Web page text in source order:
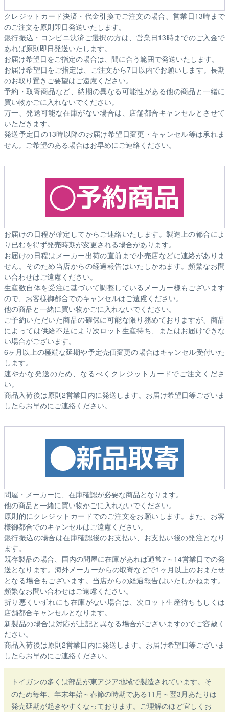
クレジットカード決済・代金引換でご注文の場合、営業日13時まで
のご注文を原則即日発送いたします。
銀行振込・コンビニ決済ご選択の方は、営業日13時までのご入金で
あれば原則即日発送いたします。
お届け希望日をご指定の場合は、間に合う範囲で発送いたします。
お届け希望日をご指定は、ご注文から7日以内でお願いします。長期
のお取り置きご要望はご遠慮ください。
予約・取寄商品など、納期の異なる可能性がある他の商品と一緒に
買い物かごに入れないでください。
万一、発送可能な在庫がない場合は、店舗都合キャンセルとさせて
いただきます。
発送予定日の13時以降のお届け希望日変更・キャンセル等は承れま
せん。ご希望のある場合はお早めにご連絡ください。
お届けの日程が確定してからご連絡いたします。製造上の都合によ
り已むを得ず発売時期が変更される場合があります。
お届けの日程はメーカー出荷の直前まで小売店などに連絡がありま
せん。そのため当店からの経過報告はいたしかねます。頻繁なお問
い合わせはご遠慮ください。
生産数自体を受注に基づいて調整しているメーカー様もございます
ので、お客様御都合でのキャンセルはご遠慮ください。
他の商品と一緒に買い物かごに入れないでください。
ご予約いただいた商品の確保に可能な限り務めておりますが、商品
によっては供給不足により次ロット生産待ち、またはお届けできな
い場合がございます。
6ヶ月以上の極端な延期や予定売価変更の場合はキャンセル受付いた
します。
速やかな発送のため、なるべくクレジットカードでご注文くださ
い。
商品入荷後は原則2営業日内に発送します。お届け希望日等ございま
したらお早めにご連絡ください。
問屋・メーカーに、在庫確認が必要な商品となります。
他の商品と一緒に買い物かごに入れないでください。
原則的にクレジットカードでのご注文をお願いします。また、お客
様御都合でのキャンセルはご遠慮ください。
銀行振込の場合は在庫確認後のお支払い、お支払い後の発注となり
ます。
既存製品の場合、国内の問屋に在庫があれば通常7～14営業日での発
送となります。海外メーカーからの取寄などで1ヶ月以上のおまたせ
となる場合もございます。 当店からの経過報告はいたしかねます。
頻繁なお問い合わせはご遠慮ください。
折り悪くいずれにも在庫がない場合は、次ロット生産待ちもしくは
店舗都合キャンセルとなります。
新製品の場合は対応が上記と異なる場合がございますのでご容赦く
ださい。
商品入荷後は原則2営業日内に発送します。お届け希望日等ございま
したらお早めにご連絡ください。
トイガンの多くは部品が東アジア地域で製造されています。そ
のため毎年、年末年始～春節の時期である11月～翌3月あたりは
発売延期が起きやすくなっております。ご理解のほど宜しくお